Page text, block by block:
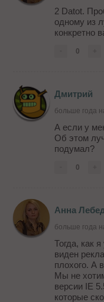
2 Datot.
одному из
конкретно
0
Дмитрий
больше года
А если у
Об этом
подумал?
0
Анна
больше года
Тогда, как
виден
плохого. А
Мы не
версии IE
которые